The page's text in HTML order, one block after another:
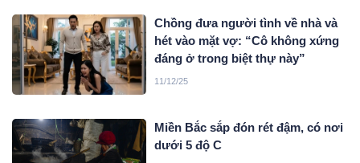
Chồng đưa người tình về nhà và
hét vào mặt vợ: “Cô không xứng
đáng ở trong biệt thự này”
11/12/25
Miền Bắc sắp đón rét đậm, có nơi
dưới 5 độ C